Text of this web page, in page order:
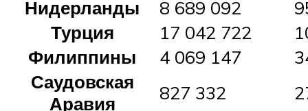
Нидерланды
8 689 092
Турция
17 042 722
Филиппины
4 069 147
Саудовская
Аравия
827 332